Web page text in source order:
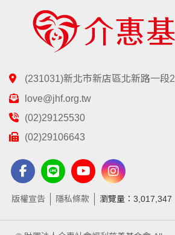
(231031)新北市新店區北新路一段
love@jhf.org.tw
(02)29125530
(02)29106643
版權宣告 隱私條款 瀏覽量：3,017,347